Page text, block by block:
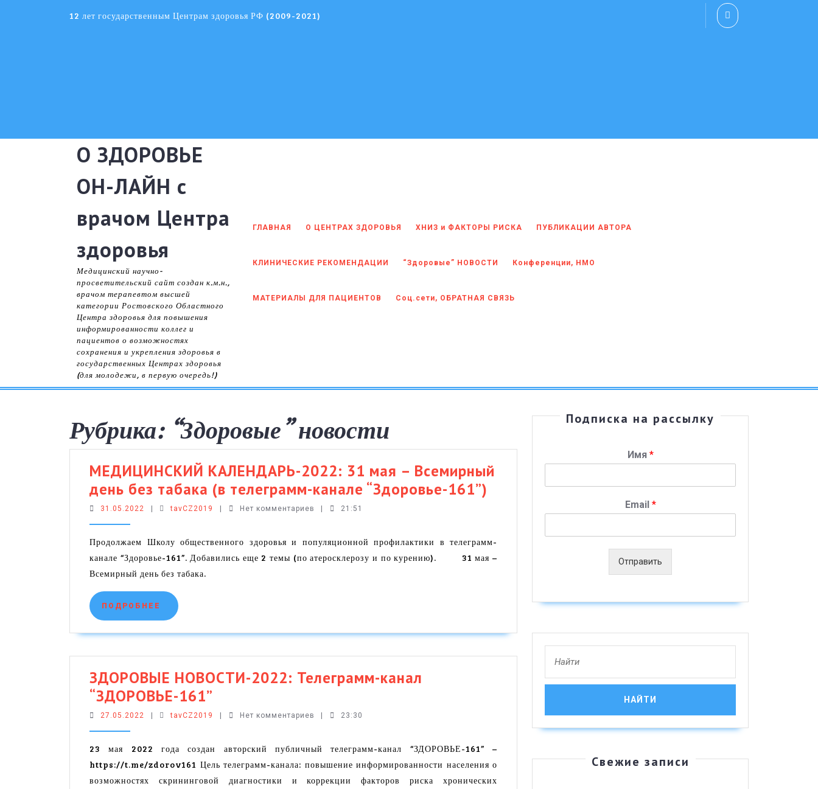
12 лет государственным Центрам здоровья РФ (2009-2021)
О ЗДОРОВЬЕ
ОН-ЛАЙН с
врачом Центра
здоровья
Медицинский научно-
просветительский сайт создан к.м.н.,
врачом терапевтом высшей
категории Ростовского Областного
Центра здоровья для повышения
информированности коллег и
пациентов о возможностях
сохранения и укрепления здоровья в
государственных Центрах здоровья
(для молодежи, в первую очередь!)
ГЛАВНАЯ О ЦЕНТРАХ ЗДОРОВЬЯ ХНИЗ и ФАКТОРЫ РИСКА ПУБЛИКАЦИИ АВТОРА
КЛИНИЧЕСКИЕ РЕКОМЕНДАЦИИ “Здоровые” НОВОСТИ Конференции, НМО
МАТЕРИАЛЫ ДЛЯ ПАЦИЕНТОВ Соц.сети, ОБРАТНАЯ СВЯЗЬ
Рубрика: “Здоровые” новости
МЕДИЦИНСКИЙ КАЛЕНДАРЬ-2022: 31 мая – Всемирный
день без табака (в телеграмм-канале “Здоровье-161”) МЕДИЦИНСКИЙ
мая
–
табака
(в
телеграмм-
31.05.2022 31.05.2022tavCZ2019 tavCZ2019Нет комментариев 21:51
Продолжаем Школу общественного здоровья и популяционной профилактики в телеграмм-
канале “Здоровье-161”. Добавились еще 2 темы (по атеросклерозу и по курению). 31 мая –
Всемирный день без табака.
ПОДРОБНЕЕ ПОДРОБНЕЕ
ЗДОРОВЫЕ НОВОСТИ-2022: Телеграмм-канал
“ЗДОРОВЬЕ-161”
НОВОСТИ-2022:
канал
“ЗДОРОВЬЕ-161”
27.05.2022 27.05.2022
| tavCZ2019 tavCZ2019
| Нет комментариев | 23:30
23 мая 2022 года создан авторский публичный телеграмм-канал “ЗДОРОВЬЕ-161” –
https://t.me/zdorov161 Цель телеграмм-канала: повышение информированности населения о
возможностях скрининговой диагностики и коррекции факторов риска хронических
Подписка на рассылку
Имя *
Email *
Отправить
for:
Свежие записи